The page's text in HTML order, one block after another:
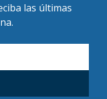
las últimas